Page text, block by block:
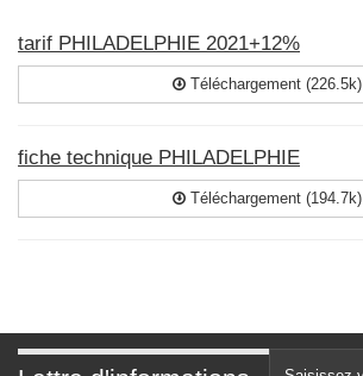
tarif PHILADELPHIE 2021+12%
Téléchargement (226.5k)
fiche technique PHILADELPHIE
Téléchargement (194.7k)